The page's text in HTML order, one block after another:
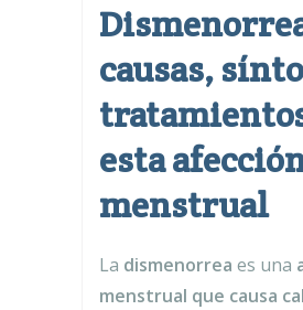
causas,
esta
menstrual
La dismenorrea es una
menstrual que causa